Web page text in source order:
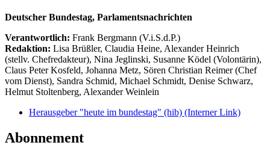
Deutscher Bundestag, Parlamentsnachrichten
Verantwortlich: Frank Bergmann (V.i.S.d.P.)
Redaktion: Lisa Brüßler, Claudia Heine, Alexander Heinrich
(stellv. Chefredakteur), Nina Jeglinski, Susanne Ködel (Volontärin),
Claus Peter Kosfeld, Johanna Metz, Sören Christian Reimer (Chef
vom Dienst), Sandra Schmid, Michael Schmidt, Denise Schwarz,
Helmut Stoltenberg, Alexander Weinlein
Herausgeber "heute im bundestag" (hib) (Interner Link)
Abonnement